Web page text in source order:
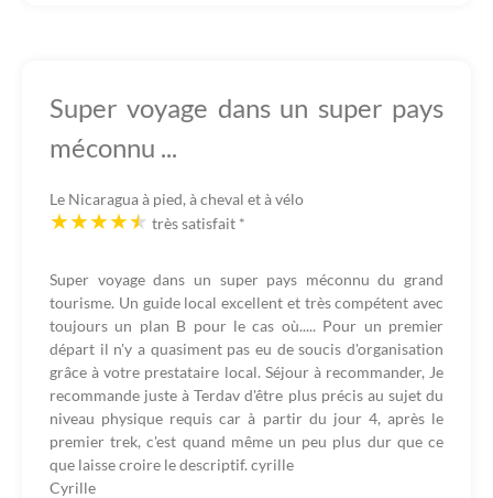
Super voyage dans un super pays
méconnu ...
Le Nicaragua à pied, à cheval et à vélo
très satisfait *
Super voyage dans un super pays méconnu du grand
tourisme. Un guide local excellent et très compétent avec
toujours un plan B pour le cas où..... Pour un premier
départ il n'y a quasiment pas eu de soucis d'organisation
grâce à votre prestataire local. Séjour à recommander, Je
recommande juste à Terdav d'être plus précis au sujet du
niveau physique requis car à partir du jour 4, après le
premier trek, c'est quand même un peu plus dur que ce
que laisse croire le descriptif. cyrille
Cyrille